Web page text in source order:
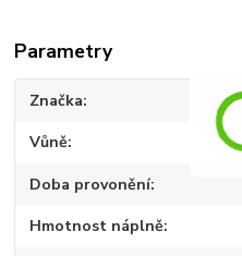
Parametry
Značka
Vůně
Doba provonění
Hmotnost náplně